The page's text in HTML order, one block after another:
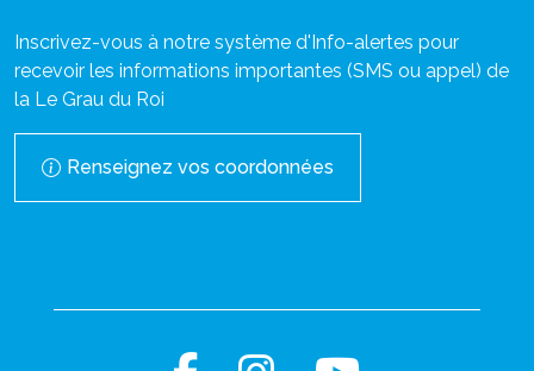
Inscrivez-vous à notre système d'Info-alertes pour
recevoir les informations importantes (SMS ou appel) de
la Le Grau du Roi
Renseignez vos coordonnées